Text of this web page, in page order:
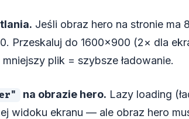
Jeśli obraz hero na stronie
Przeskaluj do 1600×900 (2× dla
plik = szybsze ładowanie.
na obrazie hero. Lazy loading
widoku ekranu — ale obraz hero